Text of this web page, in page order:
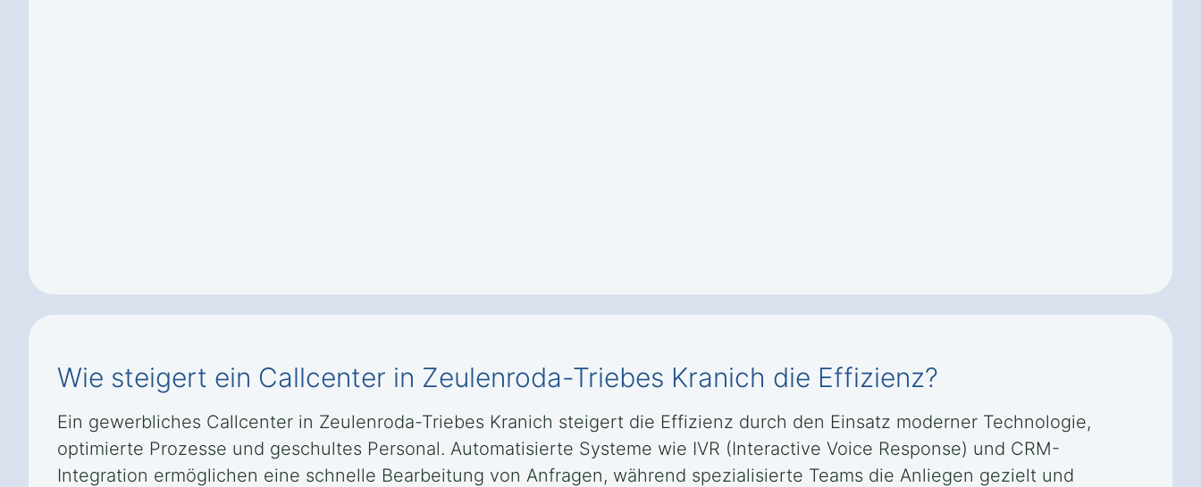
Wie steigert ein Callcenter in Zeulenroda-Triebes Kranich die Effizienz?
Ein gewerbliches Callcenter in Zeulenroda-Triebes Kranich steigert die Effizienz durch den Einsatz moderner Technologie,
optimierte Prozesse und geschultes Personal. Automatisierte Systeme wie IVR (Interactive Voice Response) und CRM-
Integration ermöglichen eine schnelle Bearbeitung von Anfragen, während spezialisierte Teams die Anliegen gezielt und